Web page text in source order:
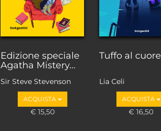
Edizione speciale
Agatha Mistery...
Sir Steve Stevenson
ACQUISTA
€ 15,50
Tuffo al cuore
Lia Celi
ACQUISTA
€ 16,50